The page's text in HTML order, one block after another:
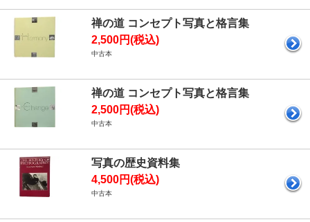
禅の道 コンセプト写真と格言集
2,500円(税込)
中古本
禅の道 コンセプト写真と格言集
2,500円(税込)
中古本
写真の歴史資料集
4,500円(税込)
中古本